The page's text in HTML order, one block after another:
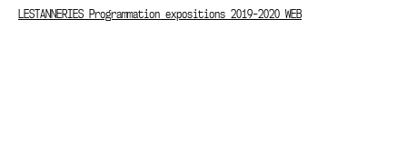
LESTANNERIES_Programmation expositions_2019-2020_WEB